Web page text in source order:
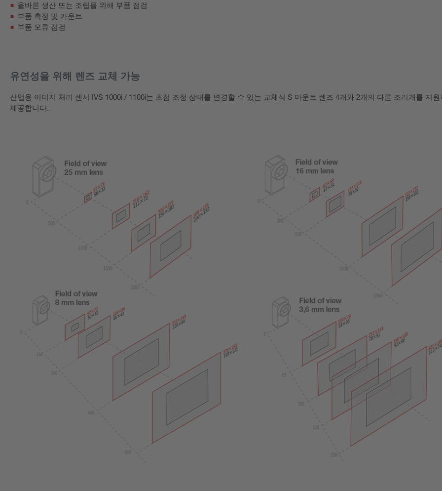
올바른 생산 또는 조립을 위해 부품 점검
부품 측정 및 카운트
부품 오류 점검
유연성을 위해 렌즈 교체 가능
산업용 이미지 처리 센서 IVS 1000i / 1100i는 초점 조정 상태를 변경할 수 있는 교체식 S 마운트 렌즈 4개와 2개의 다른 조리개를 지
제공합니다.